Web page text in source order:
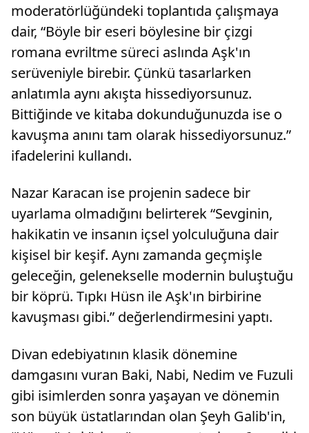
moderatörlüğündeki toplantıda çalışmaya
dair, “Böyle bir eseri böylesine bir çizgi
romana evriltme süreci aslında Aşk'ın
serüveniyle birebir. Çünkü tasarlarken
anlatımla aynı akışta hissediyorsunuz.
Bittiğinde ve kitaba dokunduğunuzda ise o
kavuşma anını tam olarak hissediyorsunuz.”
ifadelerini kullandı.
Nazar Karacan ise projenin sadece bir
uyarlama olmadığını belirterek “Sevginin,
hakikatin ve insanın içsel yolculuğuna dair
kişisel bir keşif. Aynı zamanda geçmişle
geleceğin, gelenekselle modernin buluştuğu
bir köprü. Tıpkı Hüsn ile Aşk'ın birbirine
kavuşması gibi.” değerlendirmesini yaptı.
Divan edebiyatının klasik dönemine
damgasını vuran Baki, Nabi, Nedim ve Fuzuli
gibi isimlerden sonra yaşayan ve dönemin
son büyük üstatlarından olan Şeyh Galib'in,